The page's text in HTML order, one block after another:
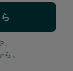
。